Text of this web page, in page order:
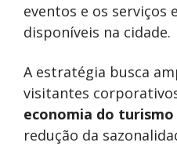
eventos e os serviços
disponíveis na cidade.
A estratégia busca
visitantes
economia do turismo
redução da